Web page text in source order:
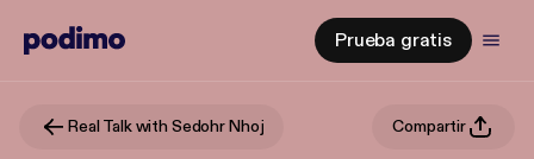
Prueba gratis
Real Talk with Sedohr Nhoj Compartir